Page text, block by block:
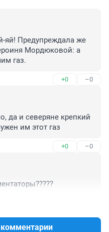
яй! Предупреждала же
Мордюковой: а
газ.
+0 –0
да и северяне крепкий
им этот газ
+0 –0